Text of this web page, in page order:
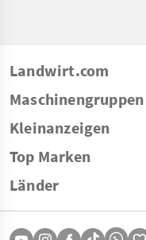
Landwirt.com
Maschinengruppen
Kleinanzeigen
Top Marken
Länder